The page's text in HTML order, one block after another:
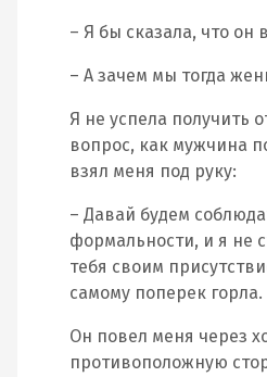
– Я бы сказала, что он
– А зачем мы тогда
Я не успела получить
вопрос, как мужчина
взял меня под руку:
– Давай будем
формальности, и я не
тебя своим
самому поперек горла.
Он повел меня через
противоположную